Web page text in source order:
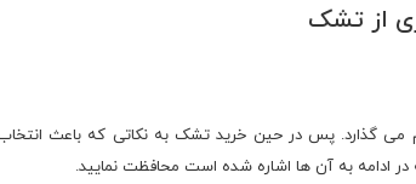
از تشک
می گذارد. پس در حین خرید تشک به نکاتی که باعث
ادامه به آن ها اشاره شده است محافظت نمایید.